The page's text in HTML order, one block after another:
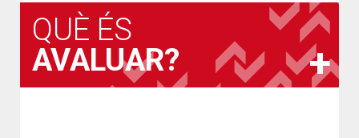
QUÈ ÉS
AVALUAR?